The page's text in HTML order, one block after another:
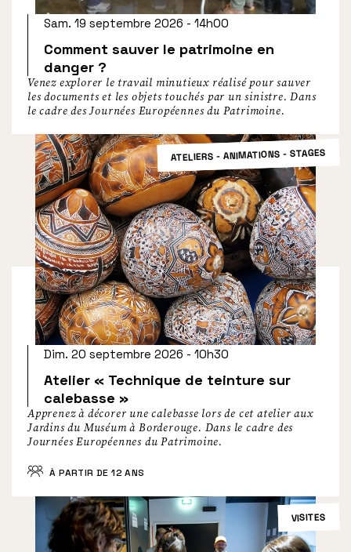
Comment sauver le patrimoine en
danger ?
Sam. 19 septembre 2026 - 14h00
Venez explorer le travail minutieux réalisé pour sauver
les documents et les objets touchés par un sinistre. Dans
le cadre des Journées Européennes du Patrimoine.
Atelier « Technique de teinture sur
calebasse »
Dim. 20 septembre 2026 - 10h30
Apprenez à décorer une calebasse lors de cet atelier aux
Jardins du Muséum à Borderouge. Dans le cadre des
Journées Européennes du Patrimoine.
À PARTIR DE 12 ANS
ATELIERS - ANIMATIONS - STAGES
VISITES